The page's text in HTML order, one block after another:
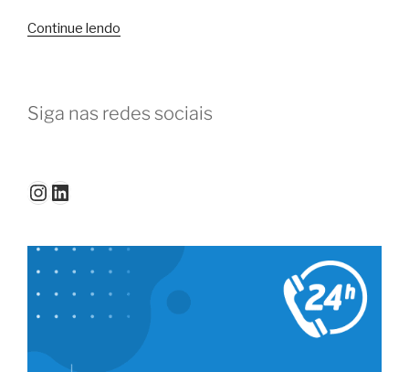
Continue lendo
poderia
Siga nas redes sociais
Instagram
LinkedIn